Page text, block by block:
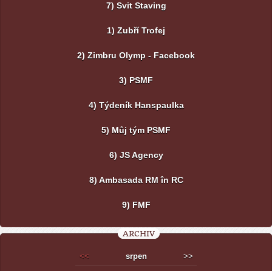
7) Svit Staving
1) Zubří Trofej
2) Zimbru Olymp - Facebook
3) PSMF
4) Týdeník Hanspaulka
5) Můj tým PSMF
6) JS Agency
8) Ambasada RM în RC
9) FMF
ARCHIV
<< srpen >>